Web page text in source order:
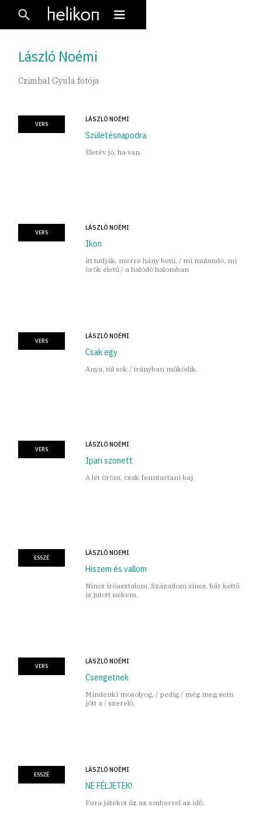
László Noémi
Czimbal Gyula fotója
VERS
LÁSZLÓ NOÉMI
Születésnapodra
Életév jó, ha van.
VERS
LÁSZLÓ NOÉMI
Ikon
itt tudják, merre hány betű, / mi mulandó, mi
örök életű / a halódó halomban
VERS
LÁSZLÓ NOÉMI
Csak egy
Anya, túl sok / irányban működik.
VERS
LÁSZLÓ NOÉMI
Ipari szonett
A lét öröm, csak fenntartani baj.
ESSZÉ
LÁSZLÓ NOÉMI
Hiszem és vallom
Nincs íróasztalom. Századom sincs, bár kettő
is jutott nekem.
VERS
LÁSZLÓ NOÉMI
Csengetnek
Mindenki mosolyog, / pedig / még meg sem
jött a / szerelő.
ESSZÉ
LÁSZLÓ NOÉMI
NE FÉLJETEK!
Fura játékot űz az emberrel az idő.